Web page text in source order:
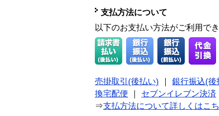
支払方法について
以下のお支払い方法がご利用で
売掛取引(後払い)
銀行振込(後
換宅配便
セブンイレブン決済
⇒支払方法について詳しくはこ